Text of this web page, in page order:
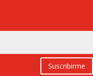
Suscribirme